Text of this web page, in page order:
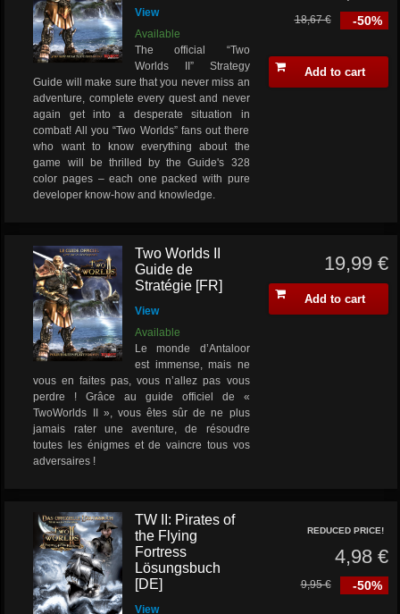
View
Available
The official “Two
Worlds II” Strategy
Guide will make sure that you never miss an
adventure, complete every quest and never
again get into a desperate situation in
combat! All you “Two Worlds” fans out there
who want to know everything about the
game will be thrilled by the Guide's 328
color pages – each one packed with pure
developer know-how and knowledge.
-50%
18,67 €
Add to cart
Two Worlds II
Guide de
Stratégie [FR]
View
Available
Le monde d’Antaloor
est immense, mais ne
vous en faites pas, vous n’allez pas vous
perdre ! Grâce au guide officiel de «
TwoWorlds II », vous êtes sûr de ne plus
jamais rater une aventure, de résoudre
toutes les énigmes et de vaincre tous vos
adversaires !
19,99 €
Add to cart
TW II: Pirates of
the Flying
Fortress
Lösungsbuch
[DE]
View
REDUCED PRICE!
4,98 €
-50%
9,95 €